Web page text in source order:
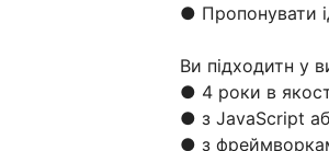
● Пропонувати
Ви підходитн у
● 4 роки в
● з JavaScript
● з